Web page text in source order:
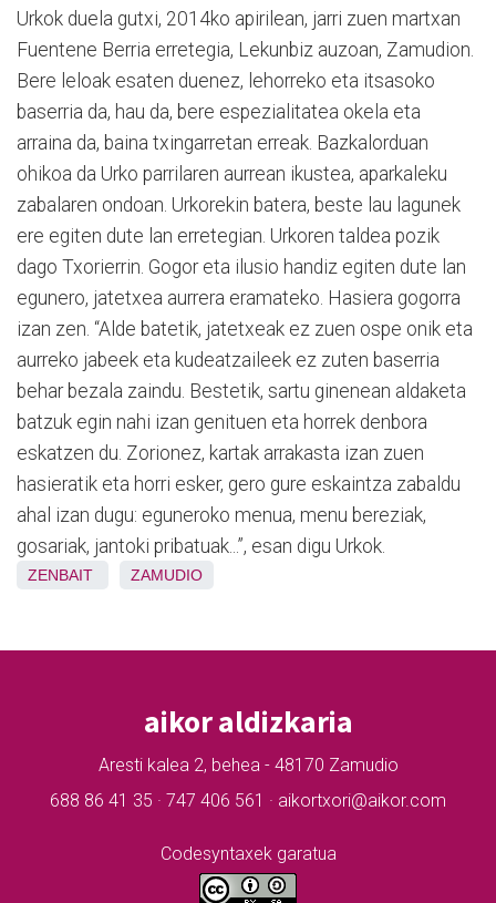
Urkok duela gutxi, 2014ko apirilean, jarri zuen martxan
Fuentene Berria erretegia, Lekunbiz auzoan, Za­mudion.
Bere leloak esaten duenez, lehorreko eta itsasoko
baserria da, hau da, bere espezialitatea okela eta
arraina da, baina txingarretan erreak. Bazkalorduan
ohikoa da Urko parrilaren aurrean ikustea, aparkaleku
zabalaren ondoan. Urkorekin ba­tera, beste lau lagunek
ere egiten du­te lan erretegian. Urkoren taldea pozik
dago Txo­rierrin. Gogor eta ilusio handiz egiten dute lan
egunero, jatetxea aurrera eramateko. Hasiera gogorra
izan zen. “Alde batetik, jatetxeak ez zuen ospe onik eta
aurreko jabeek eta kudeatzaileek ez zuten baserria
behar bezala zaindu. Bestetik, sartu ginenean aldaketa
batzuk egin nahi izan genituen eta horrek denbora
eskatzen du. Zorionez, kartak arrakasta izan zuen
hasieratik eta horri esker, gero gure eskaintza zabaldu
ahal izan dugu: eguneroko menua, menu bereziak,
gosariak, jantoki pribatuak...”, esan digu Urkok.
ZENBAIT ZAMUDIO
aikor aldizkaria
Aresti kalea 2, behea - 48170 Zamudio
688 86 41 35 · 747 406 561 · aikortxori@aikor.com
Codesyntaxek garatua